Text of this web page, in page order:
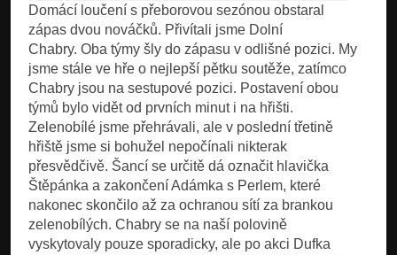
Domácí loučení s přeborovou sezónou obstaral
zápas dvou nováčků. Přivítali jsme Dolní
Chabry. Oba týmy šly do zápasu v odlišné pozici. My
jsme stále ve hře o nejlepší pětku soutěže, zatímco
Chabry jsou na sestupové pozici. Postavení obou
týmů bylo vidět od prvních minut i na hřišti.
Zelenobílé jsme přehrávali, ale v poslední třetině
hřiště jsme si bohužel nepočínali nikterak
přesvědčivě. Šancí se určitě dá označit hlavička
Štěpánka a zakončení Adámka s Perlem, které
nakonec skončilo až za ochranou sítí za brankou
zelenobílých. Chabry se na naší polovině
vyskytovaly pouze sporadicky, ale po akci Dufka